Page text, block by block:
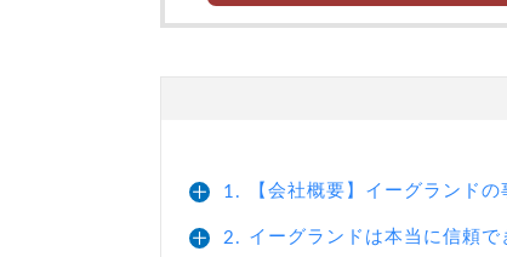
1. 【会社概要】イーグランド
2. イーグランドは本当に信頼で